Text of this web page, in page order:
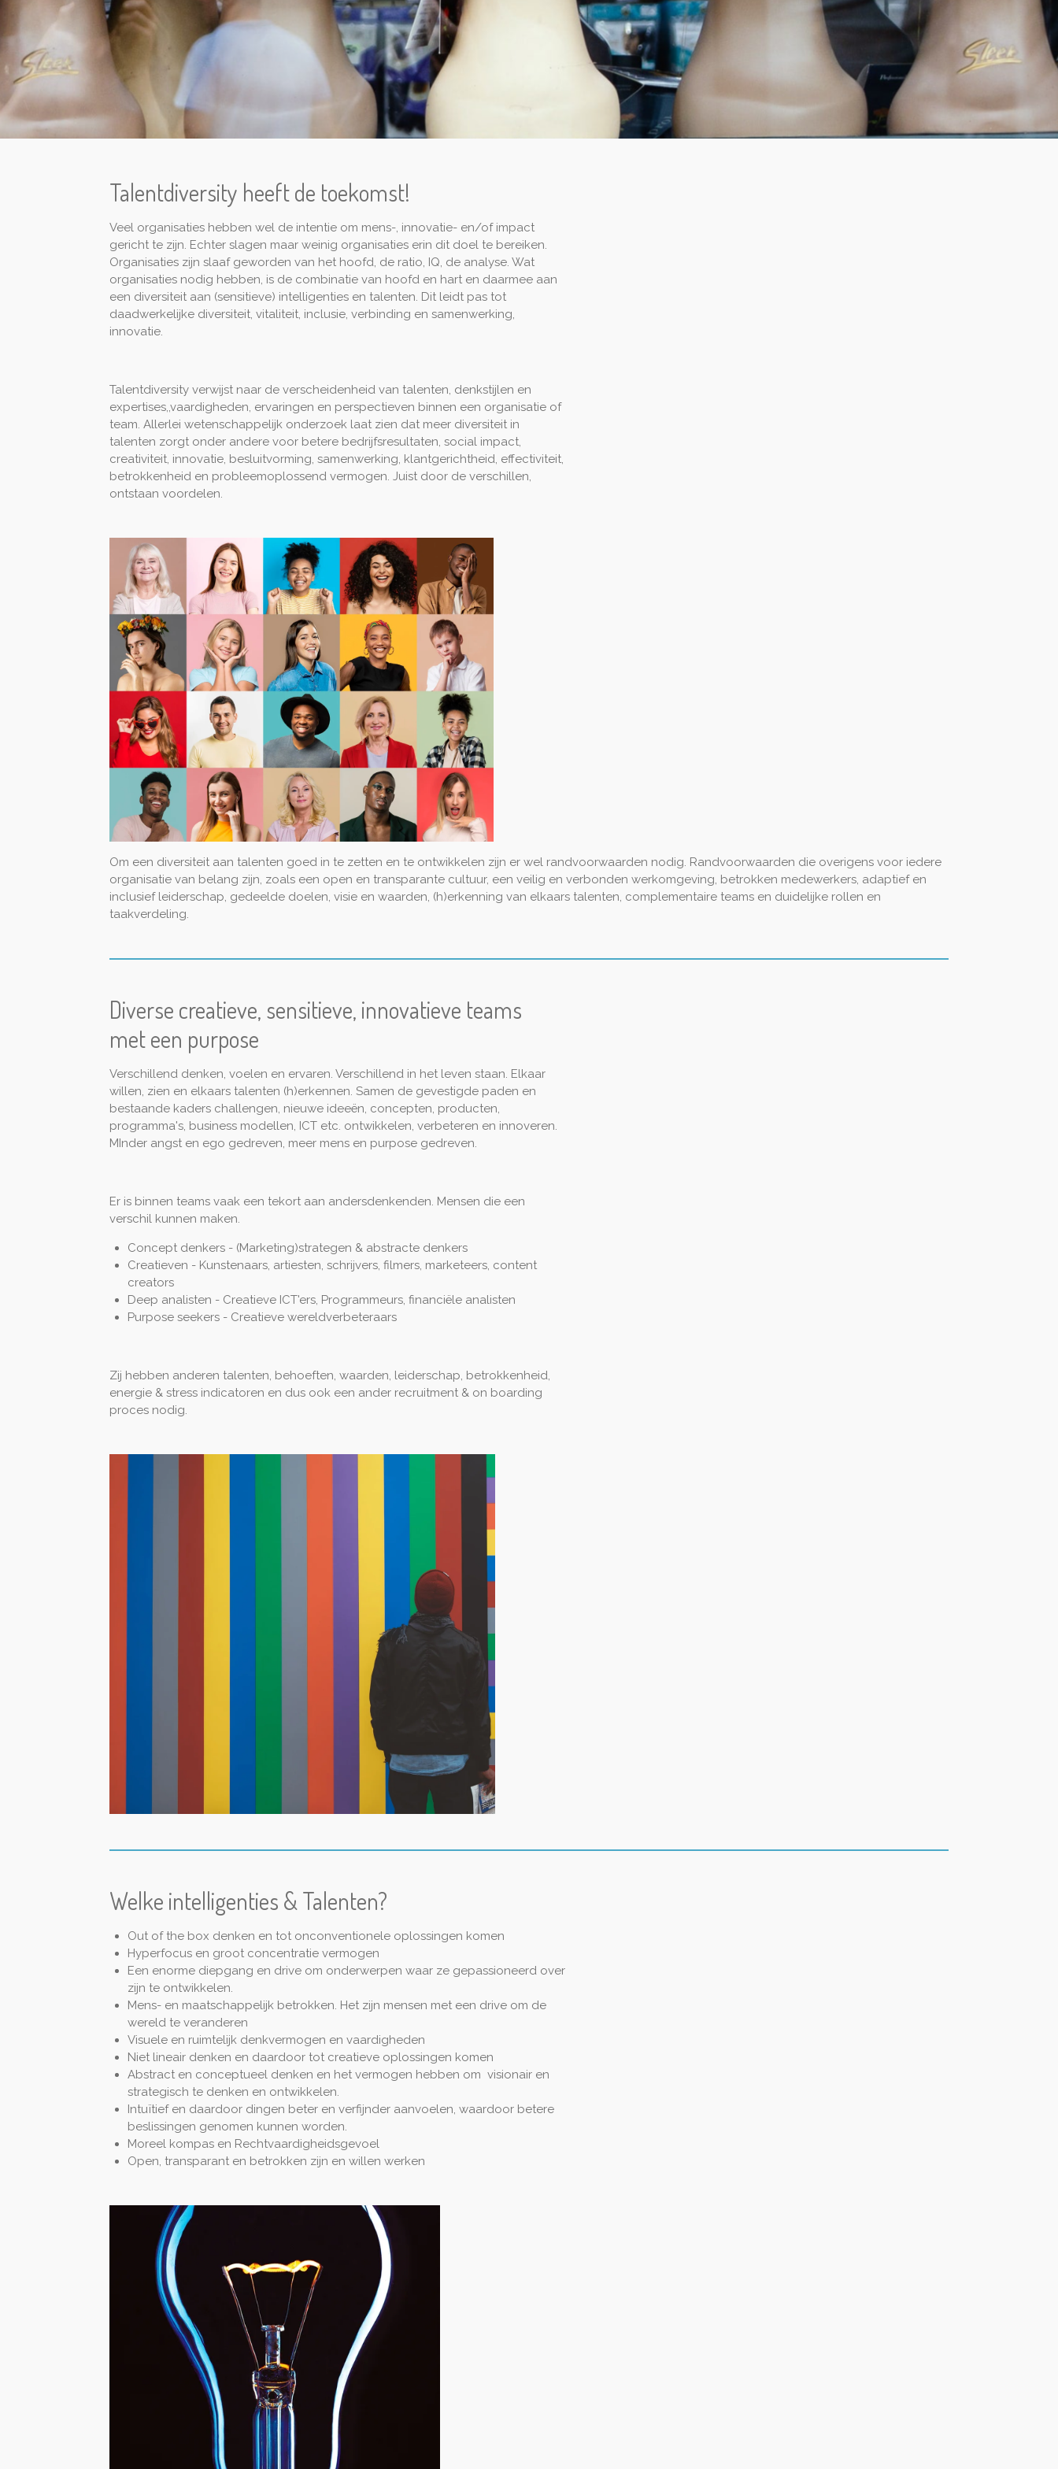
Talentdiversity heeft de toekomst!
Veel organisaties hebben wel de intentie om mens-, innovatie- en/of impact
gericht te zijn. Echter slagen maar weinig organisaties erin dit doel te bereiken.
Organisaties zijn slaaf geworden van het hoofd, de ratio, IQ, de analyse. Wat
organisaties nodig hebben, is de combinatie van hoofd en hart en daarmee aan
een diversiteit aan (sensitieve) intelligenties en talenten. Dit leidt pas tot
daadwerkelijke diversiteit, vitaliteit, inclusie, verbinding en samenwerking,
innovatie.
Talentdiversity verwijst naar de verscheidenheid van talenten, denkstijlen en
expertises,,vaardigheden, ervaringen en perspectieven binnen een organisatie of
team. Allerlei wetenschappelijk onderzoek laat zien dat meer diversiteit in
talenten zorgt onder andere voor betere bedrijfsresultaten, social impact,
creativiteit, innovatie, besluitvorming, samenwerking, klantgerichtheid, effectiviteit,
betrokkenheid en probleemoplossend vermogen. Juist door de verschillen,
ontstaan voordelen.
Om een diversiteit aan talenten goed in te zetten en te ontwikkelen zijn er wel randvoorwaarden nodig. Randvoorwaarden die overigens voor iedere
organisatie van belang zijn, zoals een open en transparante cultuur, een veilig en verbonden werkomgeving, betrokken medewerkers, adaptief en
inclusief leiderschap, gedeelde doelen, visie en waarden, (h)erkenning van elkaars talenten, complementaire teams en duidelijke rollen en
taakverdeling.
Diverse creatieve, sensitieve, innovatieve teams
met een purpose
Verschillend denken, voelen en ervaren. Verschillend in het leven staan. Elkaar
willen, zien en elkaars talenten (h)erkennen. Samen de gevestigde paden en
bestaande kaders challengen, nieuwe ideeën, concepten, producten,
programma's, business modellen, ICT etc. ontwikkelen, verbeteren en innoveren.
MInder angst en ego gedreven, meer mens en purpose gedreven.
Er is binnen teams vaak een tekort aan andersdenkenden. Mensen die een
verschil kunnen maken.
Concept denkers - (Marketing)strategen & abstracte denkers
Creatieven - Kunstenaars, artiesten, schrijvers, filmers, marketeers, content
creators
Deep analisten - Creatieve ICT'ers, Programmeurs, financiële analisten
Purpose seekers - Creatieve wereldverbeteraars
Zij hebben anderen talenten, behoeften, waarden, leiderschap, betrokkenheid,
energie & stress indicatoren en dus ook een ander recruitment & on boarding
proces nodig.
Welke intelligenties & Talenten?
Out of the box denken en tot onconventionele oplossingen komen
Hyperfocus en groot concentratie vermogen
Een enorme diepgang en drive om onderwerpen waar ze gepassioneerd over
zijn te ontwikkelen.
Mens- en maatschappelijk betrokken. Het zijn mensen met een drive om de
wereld te veranderen
Visuele en ruimtelijk denkvermogen en vaardigheden
Niet lineair denken en daardoor tot creatieve oplossingen komen
Abstract en conceptueel denken en het vermogen hebben om visionair en
strategisch te denken en ontwikkelen.
Intuïtief en daardoor dingen beter en verfijnder aanvoelen, waardoor betere
beslissingen genomen kunnen worden.
Moreel kompas en Rechtvaardigheidsgevoel
Open, transparant en betrokken zijn en willen werken